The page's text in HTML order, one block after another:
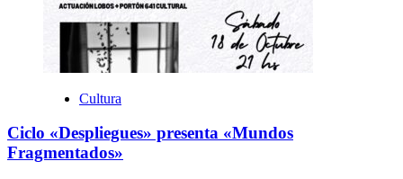
Cultura
Ciclo «Despliegues» presenta «Mundos
Fragmentados»